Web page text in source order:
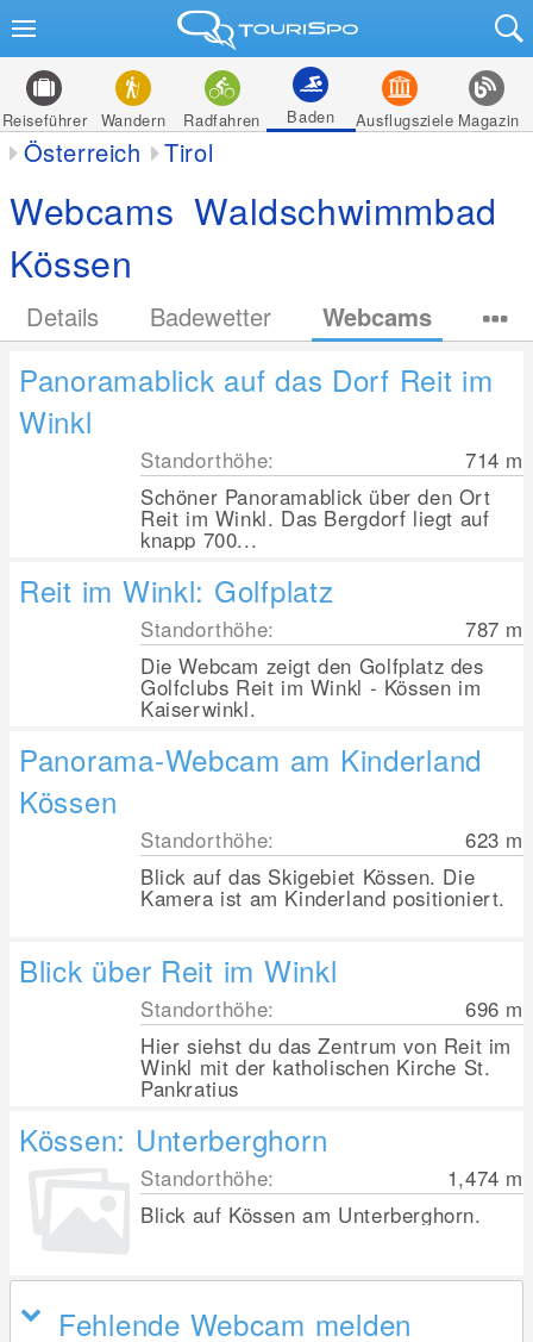
Reiseführer Wandern Radfahren Baden Ausflugsziele Magazin
Österreich Tirol
Webcams Waldschwimmbad
Kössen
Details Badewetter Webcams
Panoramablick auf das Dorf Reit im
Winkl
Standorthöhe: 714 m
Schöner Panoramablick über den Ort
Reit im Winkl. Das Bergdorf liegt auf
knapp 700...
Reit im Winkl: Golfplatz
Standorthöhe: 787 m
Die Webcam zeigt den Golfplatz des
Golfclubs Reit im Winkl - Kössen im
Kaiserwinkl.
Panorama-Webcam am Kinderland
Kössen
Standorthöhe: 623 m
Blick auf das Skigebiet Kössen. Die
Kamera ist am Kinderland positioniert.
Blick über Reit im Winkl
Standorthöhe: 696 m
Hier siehst du das Zentrum von Reit im
Winkl mit der katholischen Kirche St.
Pankratius
Kössen: Unterberghorn
Standorthöhe: 1,474 m
Blick auf Kössen am Unterberghorn.
Fehlende Webcam melden